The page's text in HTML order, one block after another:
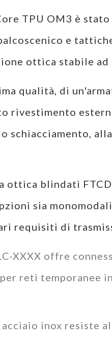
TPU OM3 è
e
ottica stabile
qualità, di
rivestimento
schiacciamento,
blindati FTCD
sia
requisiti di
XXXX offre
reti temporanee
inox resiste